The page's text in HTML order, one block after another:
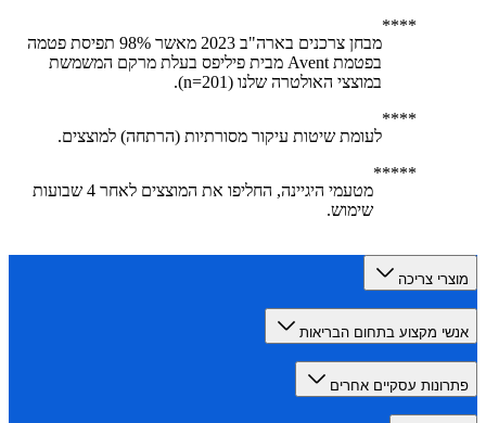
מבחן צרכנים בארה"ב 2023 מאשר 98% תפיסת פטמה
בפטמת Avent מבית פיליפס בעלת מרקם המשמשת
במוצצי האולטרה שלנו (n=201).
לעומת שיטות עיקור מסורתיות (הרתחה) למוצצים.
מטעמי היגיינה, החליפו את המוצצים לאחר 4 שבועות
שימוש.
צריכה
מקצוע בתחום הבריאות
עסקיים אחרים